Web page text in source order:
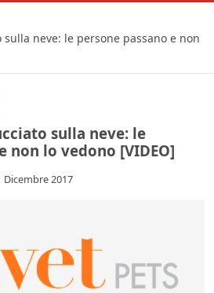
neve: le persone passano e non
sulla neve: le
non lo vedono [VIDEO]
Dicembre 2017